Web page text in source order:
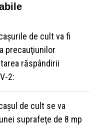
de cult va fi
precauţiunilor
răspândirii
2:
de cult se va
suprafeţe de 8 mp